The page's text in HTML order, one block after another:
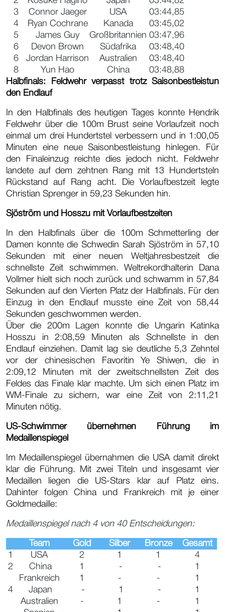
3
Connor Jaeger USA
03:44,85
4
Ryan Cochrane Kanada
03:45,02
5
James Guy Großbritannien 03:47,96
6
Devon Brown Südafrika
03:48,40
6
Jordan Harrison Australien
03:48,40
8
Yun Hao China
03:48,88
Halbfinals: Feldwehr verpasst trotz Saisonbestleistun
den Endlauf
In den Halbfinals des heutigen Tages konnte Hendrik
Feldwehr über die 100m Brust seine Vorlaufzeit noch
einmal um drei Hundertstel verbessern und in 1:00,05
Minuten eine neue Saisonbestleistung hinlegen. Für
den Finaleinzug reichte dies jedoch nicht. Feldwehr
landete auf dem zehtnen Rang mit 13 Hundertsteln
Rückstand auf Rang acht. Die Vorlaufbestzeit legte
Christian Sprenger in 59,23 Sekunden hin.
Sjöström und Hosszu mit Vorlaufbestzeiten
In den Halbfinals über die 100m Schmetterling der
Damen konnte die Schwedin Sarah Sjöström in 57,10
Sekunden mit einer neuen Weltjahresbestzeit die
schnellste Zeit schwimmen. Weltrekordhalterin Dana
Vollmer hielt sich noch zurück und schwamm in 57,84
Sekunden auf den Vierten Platz der Halbfinals. Für den
Einzug in den Endlauf musste eine Zeit von 58,44
Sekunden geschwommen werden.
Über die 200m Lagen konnte die Ungarin Katinka
Hosszu in 2:08,59 Minuten als Schnellste in den
Endlauf einziehen. Damit lag sie deutliche 5,3 Zehntel
vor der chinesischen Favoritin Ye Shiwen, die in
2:09,12 Minuten mit der zweitschnellsten Zeit des
Feldes das Finale klar machte. Um sich einen Platz im
WM-Finale zu sichern, war eine Zeit von 2:11,21
Minuten nötig.
US-Schwimmer übernehmen Führung im
Medaillenspiegel
Im Medaillenspiegel übernahmen die USA damit direkt
klar die Führung. Mit zwei Titeln und insgesamt vier
Medaillen liegen die US-Stars klar auf Platz eins.
Dahinter folgen China und Frankreich mit je einer
Goldmedaille:
Medaillenspiegel nach 4 von 40 Entscheidungen:
Team Gold Silber Bronze
Gesamt
1
USA 2 1 1
4
2
China 1 - -
1
Frankreich
1 - -
1
4
Japan - 1 -
1
Australien
- 1 -
1